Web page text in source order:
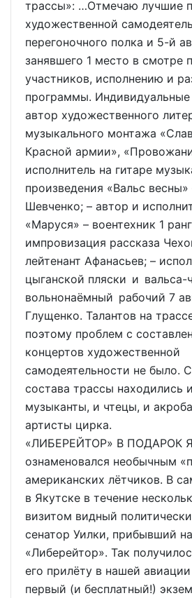
трассы»: …Отмечаю лучшие
художественной
перегоночного полка и 5-й
занявшего 1 место в смотре
участников, исполнению и
программы. Индивидуальные
автор художественного
музыкального монтажа
Красной армии»,
исполнитель на гитаре
произведения «Вальс весны»
Шевченко; – автор и
«Маруся» – воентехник 1
импровизация рассказа
лейтенант Афанасьев; –
цыганской пляски и вальса-
вольнонаёмный рабочий 7
Глущенко. Талантов на
поэтому проблем с
концертов художественной
самодеятельности не было.
состава трассы находились
музыканты, и чтецы, и
артисты цирка.
«ЛИБЕРЕЙТОР» В ПОДАРОК
ознаменовался необычным
американских лётчиков. В
в Якутске в течение
визитом видный
сенатор Уилки, прибывший
«Либерейтор». Так
его прилёту в нашей
первый (и бесплатный!)